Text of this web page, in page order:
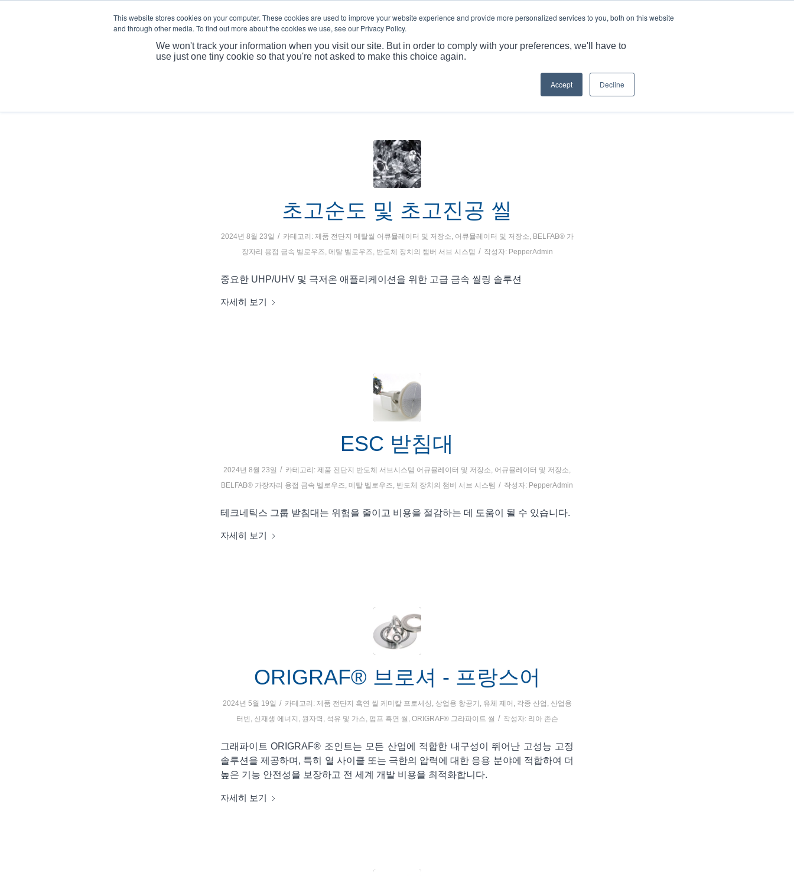
This website stores cookies on your computer. These cookies are used to improve your website experience and provide more personalized services to you, both on this website
and through other media. To find out more about the cookies we use, see our Privacy Policy.
We won't track your information when you visit our site. But in order to comply with your preferences, we'll have to
use just one tiny cookie so that you're not asked to make this choice again.
Accept Decline
회사 프로필 제품 MARKET 애플리케이션
초고순도 및 초고진공 씰
2024년 8월 23일 / 카테고리: 제품 전단지 메탈씰 어큐뮬레이터 및 저장소, 어큐뮬레이터 및 저장소, BELFAB® 가
장자리 용접 금속 벨로우즈, 메탈 벨로우즈, 반도체 장치의 챔버 서브 시스템 / 작성자: PepperAdmin
중요한 UHP/UHV 및 극저온 애플리케이션을 위한 고급 금속 씰링 솔루션
자세히 보기
ESC 받침대
2024년 8월 23일 / 카테고리: 제품 전단지 반도체 서브시스템 어큐뮬레이터 및 저장소, 어큐뮬레이터 및 저장소,
BELFAB® 가장자리 용접 금속 벨로우즈, 메탈 벨로우즈, 반도체 장치의 챔버 서브 시스템 / 작성자: PepperAdmin
테크네틱스 그룹 받침대는 위험을 줄이고 비용을 절감하는 데 도움이 될 수 있습니다.
자세히 보기
ORIGRAF® 브로셔 - 프랑스어
2024년 5월 19일 / 카테고리: 제품 전단지 흑연 씰 케미칼 프로세싱 , 상업용 항공기 , 유체 제어 , 각종 산업 , 산업용
터빈 , 신재생 에너지 , 원자력 , 석유 및 가스, 펌프 흑연 씰 , ORIGRAF® 그라파이트 씰 / 작성자: 리아 존슨
그래파이트 ORIGRAF® 조인트는 모든 산업에 적합한 내구성이 뛰어난 고성능 고정
솔루션을 제공하며, 특히 열 사이클 또는 극한의 압력에 대한 응용 분야에 적합하여 더
높은 기능 안전성을 보장하고 전 세계 개발 비용을 최적화합니다.
자세히 보기